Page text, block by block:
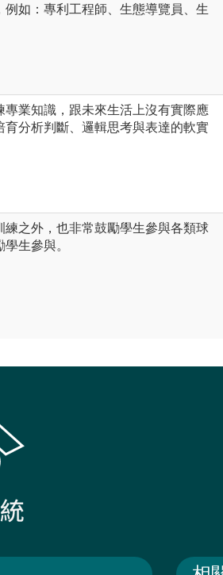
如：專利工程師、生態導覽員、生
業知識，跟未來生活上沒有實際應
育分析判斷、邏輯思考與表達的軟實
之外，也非常鼓勵學生參與各類球
生參與。